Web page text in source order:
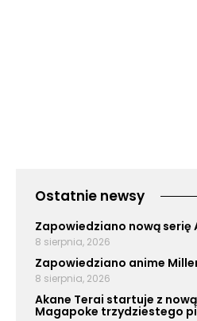
Ostatnie newsy
Zapowiedziano nową serię
8 sierpnia, 2026
Zapowiedziano anime
8 sierpnia, 2026
Akane Terai startuje z
Magapoke trzydziestego